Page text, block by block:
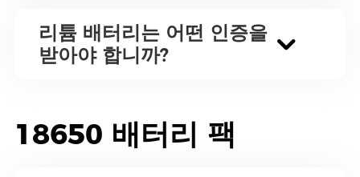
리튬 배터리는 어떤 인증을
받아야 합니까?
18650 배터리 팩